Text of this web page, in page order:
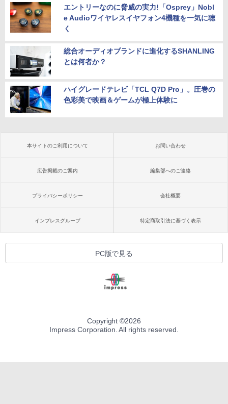
エントリーなのに脅威の実力!「Osprey」Nobl
e Audioワイヤレスイヤフォン4機種を一気に聴
く
総合オーディオブランドに進化するSHANLING
とは何者か？
ハイグレードテレビ「TCL Q7D Pro」。圧巻の
色彩美で映画＆ゲームが極上体験に
本サイトのご利用について お問い合わせ
広告掲載のご案内 編集部へのご連絡
プライバシーポリシー 会社概要
インプレスグループ 特定商取引法に基づく表示
PC版で見る
Copyright ©2026
Impress Corporation. All rights reserved.